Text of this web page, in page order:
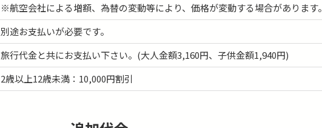
※航空会社による増額、為替の変動等により、価格が変動する場合があります。
別途お支払いが必要です。
旅行代金と共にお支払い下さい。(大人金額3,160円、子供金額1,940円)
2歳以上12歳未満：10,000円割引